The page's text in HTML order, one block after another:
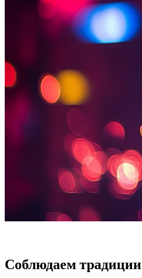
Соблюдаем традиции